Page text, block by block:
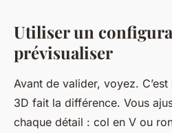
Utiliser un
prévisualiser
Avant de valider, voyez.
3D fait la différence. Vous
chaque détail : col en V ou